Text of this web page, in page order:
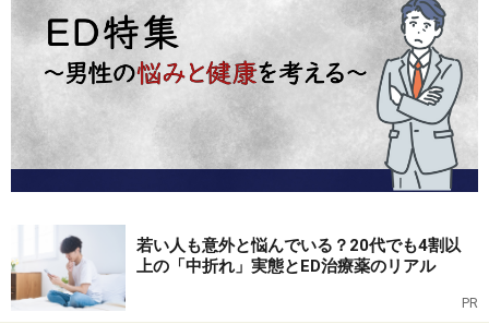
す。逆にいえば、38.8％は「言いたくても言えない」状
況にあるかもしれないということです。
「あなたのパートナーのセックスは一方的ですか」との
問いでは、
若い人も意外と悩んでいる？20代でも4割以
上の「中折れ」実態とED治療薬のリアル
PR